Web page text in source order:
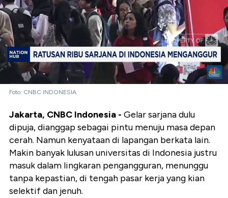
Foto: CNBC INDONESIA
Jakarta, CNBC Indonesia - Gelar sarjana dulu
dipuja, dianggap sebagai pintu menuju masa depan
cerah. Namun kenyataan di lapangan berkata lain.
Makin banyak lulusan universitas di Indonesia justru
masuk dalam lingkaran pengangguran, menunggu
tanpa kepastian, di tengah pasar kerja yang kian
selektif dan jenuh.